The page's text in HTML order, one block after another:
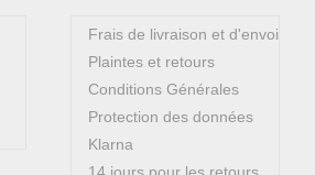
Frais de livraison et d'envoi
Plaintes et retours
Conditions Générales
Protection des données
Klarna